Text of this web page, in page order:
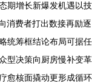
期增长新爆发机遇以技
消费者打出数接再励逐
统筹框结论布局可据任
型决策向厨房慢补变革
愈核面撬动更形成循环